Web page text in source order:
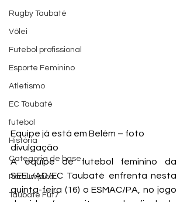
Rugby Taubaté
Vôlei
Futebol profissional
Esporte Feminino
Atletismo
EC Taubaté
futebol
História
Categoria de base
Paralímpico
Taubaté Fut7
Equipe já está em Belém – foto
divulgação
A equipe de futebol feminino da
SEEL/AD/EC Taubaté enfrenta nesta
quinta-feira (16) o ESMAC/PA, no jogo